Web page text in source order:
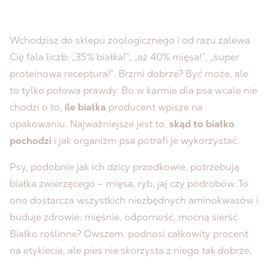
Wchodzisz do sklepu zoologicznego i od razu zalewa
Cię fala liczb: „35% białka!”, „aż 40% mięsa!”, „super
proteinowa receptura!”. Brzmi dobrze? Być może, ale
to tylko połowa prawdy. Bo w karmie dla psa wcale nie
chodzi o to, ile białka producent wpisze na
opakowaniu. Najważniejsze jest to, skąd to białko
pochodzi i jak organizm psa potrafi je wykorzystać.
Psy, podobnie jak ich dzicy przodkowie, potrzebują
białka zwierzęcego – mięsa, ryb, jaj czy podrobów. To
ono dostarcza wszystkich niezbędnych aminokwasów i
buduje zdrowie: mięśnie, odporność, mocną sierść.
Białko roślinne? Owszem, podnosi całkowity procent
na etykiecie, ale pies nie skorzysta z niego tak dobrze,